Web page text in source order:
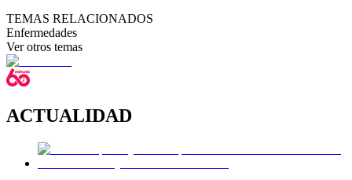
TEMAS RELACIONADOS
Enfermedades
Ver otros temas
ACTUALIDAD